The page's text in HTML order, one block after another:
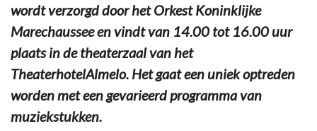
wordt verzorgd door het Orkest Koninklijke
Marechaussee en vindt van 14.00 tot 16.00 uur
plaats in de theaterzaal van het
TheaterhotelAlmelo. Het gaat een uniek optreden
worden met een gevarieerd programma van
muziekstukken.